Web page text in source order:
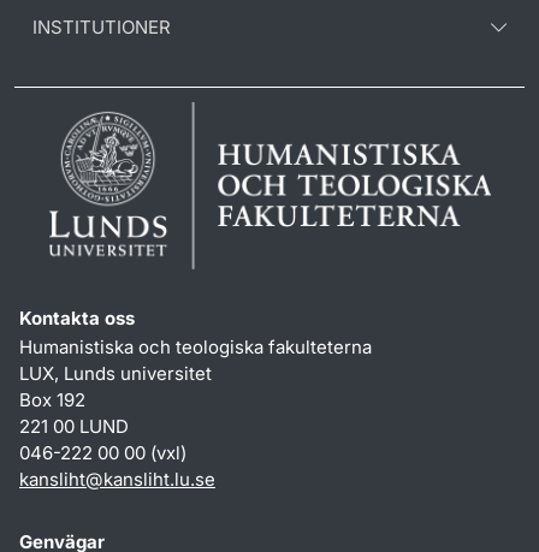
INSTITUTIONER
Kontakta oss
Humanistiska och teologiska fakulteterna
LUX, Lunds universitet
Box 192
221 00 LUND
046-222 00 00 (vxl)
kansliht@kansliht.lu.se
Genvägar